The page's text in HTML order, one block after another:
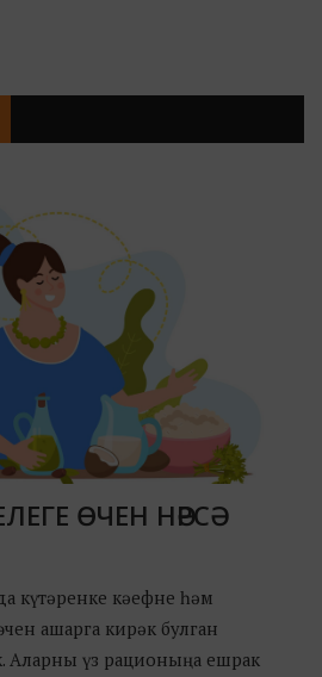
ӨЧЕН НӘРСӘ
күтәренке кәефне һәм
ашарга кирәк булган
Аларны үз рационыңа ешрак